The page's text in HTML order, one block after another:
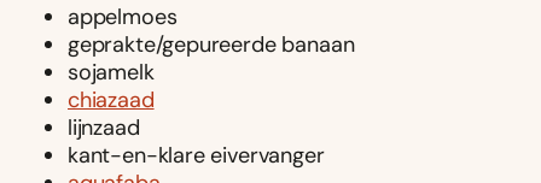
appelmoes
geprakte/gepureerde banaan
sojamelk
chiazaad
lijnzaad
kant-en-klare eivervanger